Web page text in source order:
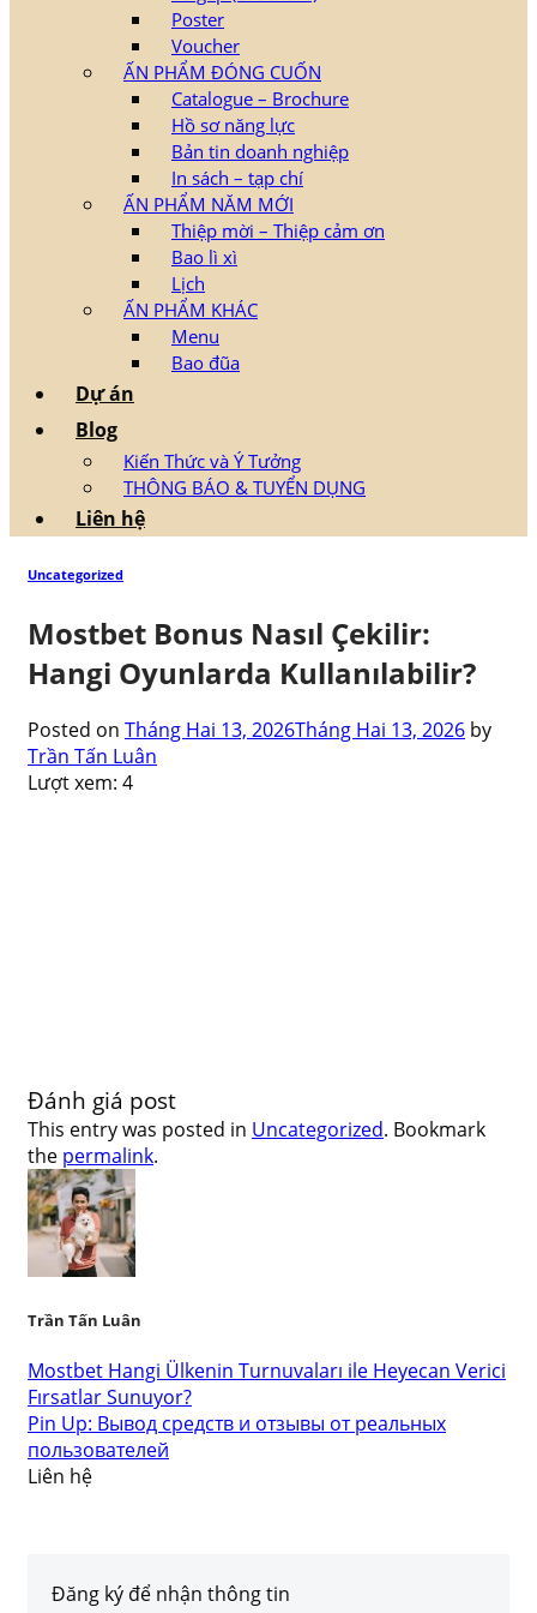
Poster
Voucher
ẤN PHẨM ĐÓNG CUỐN
Catalogue – Brochure
Hồ sơ năng lực
Bản tin doanh nghiệp
In sách – tạp chí
ẤN PHẨM NĂM MỚI
Thiệp mời – Thiệp cảm ơn
Bao lì xì
Lịch
ẤN PHẨM KHÁC
Menu
Bao đũa
Dự án
Blog
Kiến Thức và Ý Tưởng
THÔNG BÁO & TUYỂN DỤNG
Liên hệ
Uncategorized
Mostbet Bonus Nasıl Çekilir:
Hangi Oyunlarda Kullanılabilir?
Posted on Tháng Hai 13, 2026Tháng Hai 13, 2026 by
Trần Tấn Luân
Lượt xem: 4
Đánh giá post
This entry was posted in Uncategorized. Bookmark
the permalink.
Trần Tấn Luân
Mostbet Hangi Ülkenin Turnuvaları ile Heyecan Verici
Fırsatlar Sunuyor?
Pin Up: Вывод средств и отзывы от реальных
пользователей
Liên hệ
Đăng ký để nhận thông tin